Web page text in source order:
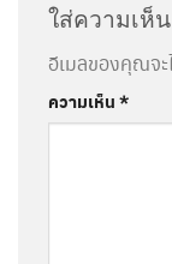
ใส่ความเห็น
อีเมลของคุณจ
ความเห็น*